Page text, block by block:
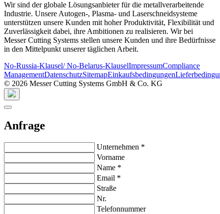
Wir sind der globale Lösungsanbieter für die metallverarbeitende
Industrie. Unsere Autogen-, Plasma- und Laserschneidsysteme
unterstützen unsere Kunden mit hoher Produktivität, Flexibilität und
Zuverlässigkeit dabei, ihre Ambitionen zu realisieren. Wir bei
Messer Cutting Systems stellen unsere Kunden und ihre Bedürfnisse
in den Mittelpunkt unserer täglichen Arbeit.
No-Russia-Klausel/ No-Belarus-KlauselImpressumCompliance
ManagementDatenschutzSitemapEinkaufsbedingungen
© 2026 Messer Cutting Systems GmbH & Co. KG
Anfrage
Unternehmen *
Vorname
Name *
Email *
Straße
Nr.
Telefonnummer